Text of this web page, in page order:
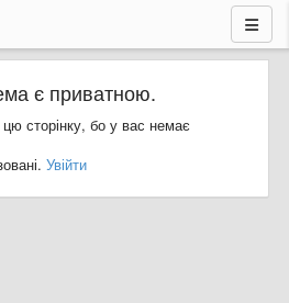
є приватною.
сторінку, бо у вас немає
Увійти